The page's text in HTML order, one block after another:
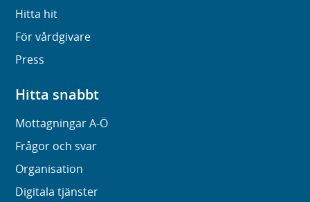
Hitta hit
För vårdgivare
Press
Hitta snabbt
Mottagningar A-Ö
Frågor och svar
Organisation
Digitala tjänster